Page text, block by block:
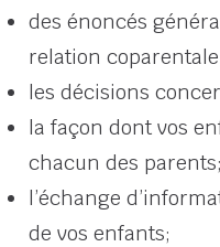
des énoncés
relation
les décisions
la façon dont vos
chacun des parents;
l’échange
de vos enfants;